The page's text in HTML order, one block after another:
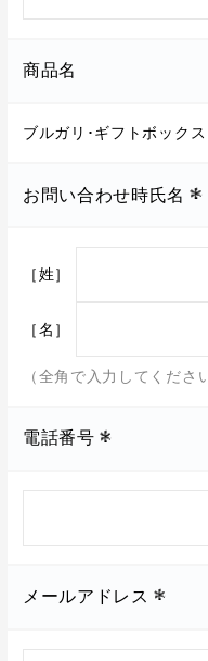
商品名
ブルガリ･ギフトボック
お問い合わせ時氏名
［姓］
［名］
（全角で入力してくださ
電話番号
メールアドレス